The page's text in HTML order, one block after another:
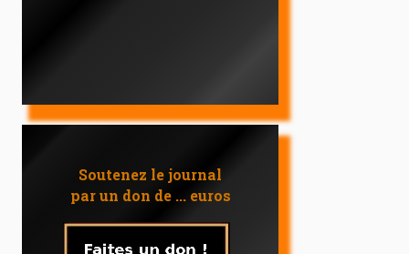
Soutenez le journal
par un don de ... euros